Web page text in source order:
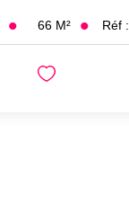
66 M² Réf :